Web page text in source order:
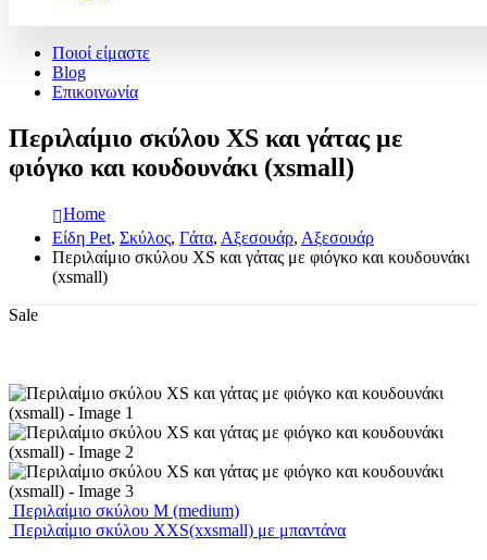
Ποιοί είμαστε
Blog
Επικοινωνία
Περιλαίμιο σκύλου XS και γάτας με
φιόγκο και κουδουνάκι (xsmall)
Home
Είδη Pet, Σκύλος, Γάτα, Αξεσουάρ, Αξεσουάρ
Περιλαίμιο σκύλου XS και γάτας με φιόγκο και κουδουνάκι
(xsmall)
Sale
Περιλαίμιο σκύλου Μ (medium)
Περιλαίμιο σκύλου XΧS(xxsmall) με μπαντάνα